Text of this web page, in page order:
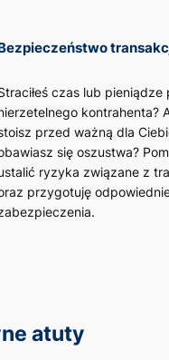
Bezpieczeństwo
czas lub pieniądze
kontrahenta?
przed ważną dla
się oszustwa?
ryzyka związane z
przygotuję
atuty